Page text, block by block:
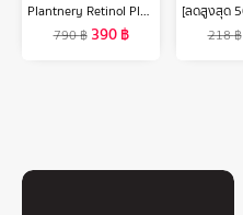
Plantnery Retinol Plus Bakuchiol Ultimate Serum 30 ml
790฿ 390฿
218฿